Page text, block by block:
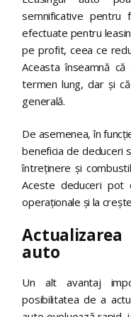
semnificative pentru
efectuate pentru
pe profit, ceea ce
Aceasta înseamnă
termen lung, dar și
generală.
De asemenea, în
beneficia de deduceri
întreținere și
Aceste deduceri pot
operaționale și la
auto
Un alt avantaj
posibilitatea de a